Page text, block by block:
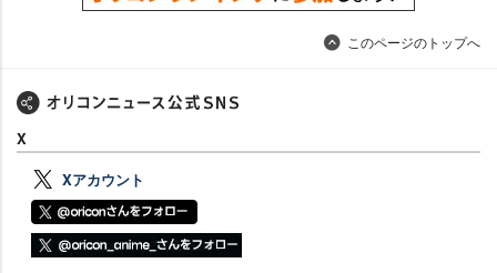
このページのトップへ
X
Xアカウント